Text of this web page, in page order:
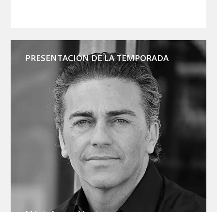
PRESENTACIÓN DE LA TEMPORADA